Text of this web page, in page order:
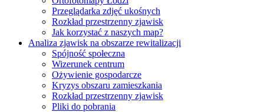
Przeglądarka zdjęć ukośnych
Rozkład przestrzenny zjawisk
Jak korzystać z naszych map?
Analiza zjawisk na obszarze rewitalizacji
Spójność społeczna
Wizerunek centrum
Ożywienie gospodarcze
Kryzys obszaru zamieszkania
Rozkład przestrzenny zjawisk
Pliki do pobrania